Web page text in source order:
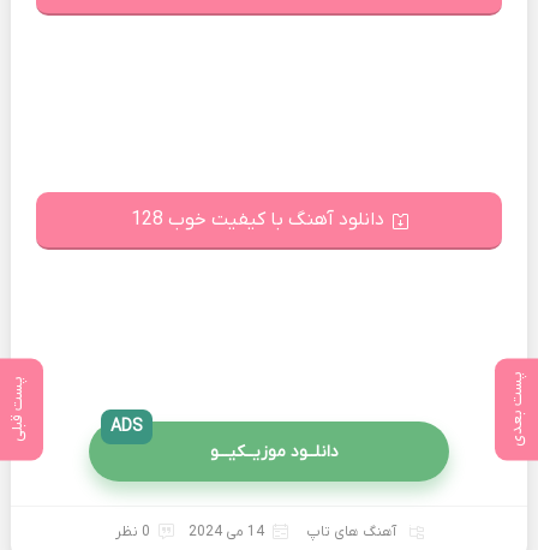
پست بعدی پست قبلی
دانلود آهنگ با کیفیت خوب 128
دانلــود موزیــکیـــو
ADS
آهنگ های تاپ 14 می 2024 0 نظر